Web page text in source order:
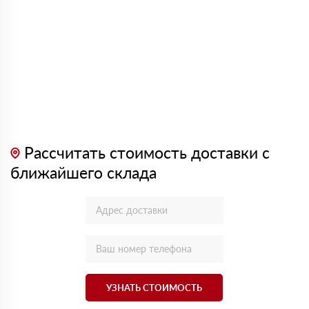
Рассчитать стоимость доставки с
ближайшего склада
УЗНАТЬ СТОИМОСТЬ